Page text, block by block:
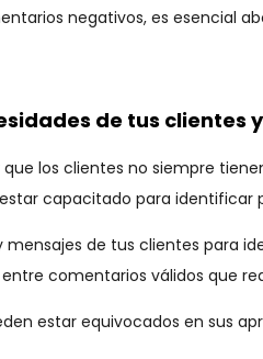
negativos, es esencial
de tus
los clientes no siempre
capacitado para identificar
mensajes de tus clientes para
comentarios válidos que
estar equivocados en sus